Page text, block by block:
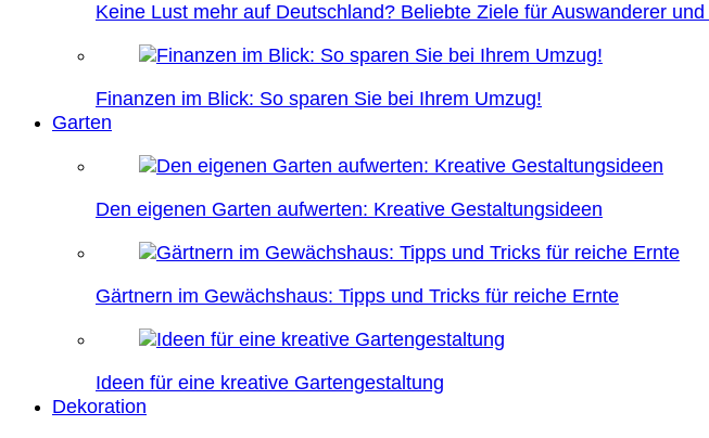
Keine Lust mehr auf Deutschland? Beliebte Ziele für Auswanderer
Finanzen im Blick: So sparen Sie bei Ihrem Umzug!
Garten
Den eigenen Garten aufwerten: Kreative Gestaltungsideen
Gärtnern im Gewächshaus: Tipps und Tricks für reiche Ernte
Ideen für eine kreative Gartengestaltung
Dekoration